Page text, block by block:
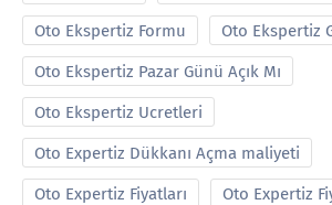
Oto Ekspertiz Formu Oto Ekspertiz
Oto Ekspertiz Pazar Günü Açık Mı
Oto Ekspertiz Ucretleri
Oto Expertiz Dükkanı Açma maliyeti
Oto Expertiz Fiyatları Oto Expertiz